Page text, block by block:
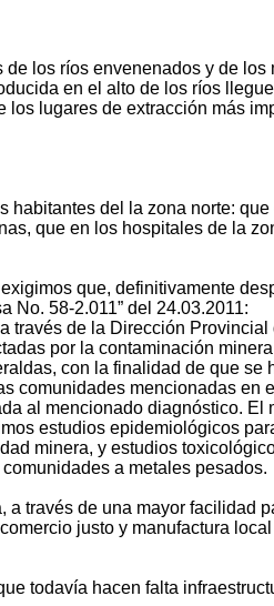
los ríos envenenados y de los
en el alto de los ríos
lugares de extracción más
habitantes del la zona norte:
que en los hospitales de la
que, definitivamente
No. 58-2.011” del 24.03.2011:
través de la Dirección
por la contaminación
con la finalidad de que se
comunidades mencionadas en
al mencionado diagnóstico. El
estudios epidemiológicos
minera, y estudios
a metales pesados.
través de una mayor facilidad
justo y manufactura
todavía hacen falta